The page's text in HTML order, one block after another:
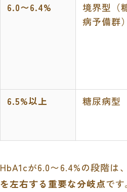
6.0〜6.4%
境界型（
病予備群）
6.5%以上
糖尿病型
HbA1cが6.0〜6.4%の段階は、
を左右する重要な分岐点です